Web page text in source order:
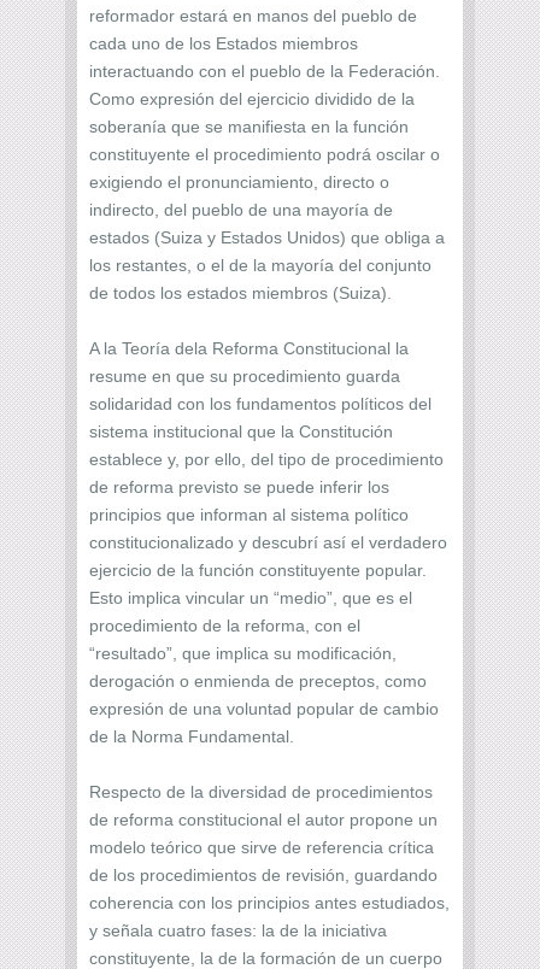
reformador estará en manos del pueblo de
cada uno de los Estados miembros
interactuando con el pueblo de la Federación.
Como expresión del ejercicio dividido de la
soberanía que se manifiesta en la función
constituyente el procedimiento podrá oscilar o
exigiendo el pronunciamiento, directo o
indirecto, del pueblo de una mayoría de
estados (Suiza y Estados Unidos) que obliga a
los restantes, o el de la mayoría del conjunto
de todos los estados miembros (Suiza).
A la Teoría dela Reforma Constitucional la
resume en que su procedimiento guarda
solidaridad con los fundamentos políticos del
sistema institucional que la Constitución
establece y, por ello, del tipo de procedimiento
de reforma previsto se puede inferir los
principios que informan al sistema político
constitucionalizado y descubrí así el verdadero
ejercicio de la función constituyente popular.
Esto implica vincular un “medio”, que es el
procedimiento de la reforma, con el
“resultado”, que implica su modificación,
derogación o enmienda de preceptos, como
expresión de una voluntad popular de cambio
de la Norma Fundamental.
Respecto de la diversidad de procedimientos
de reforma constitucional el autor propone un
modelo teórico que sirve de referencia crítica
de los procedimientos de revisión, guardando
coherencia con los principios antes estudiados,
y señala cuatro fases: la de la iniciativa
constituyente, la de la formación de un cuerpo